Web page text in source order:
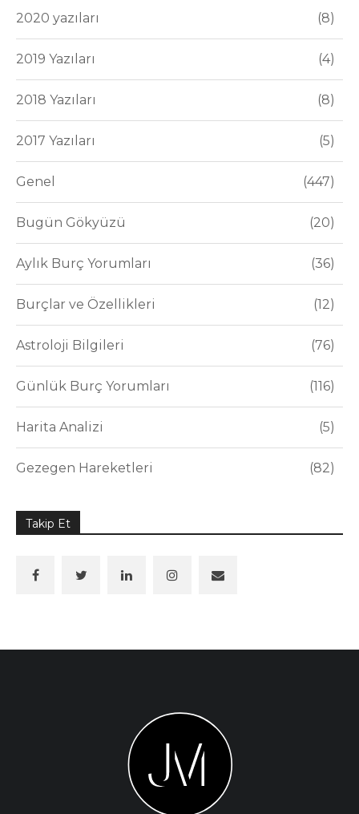
2020 yazıları 8
2019 Yazıları 4
2018 Yazıları 8
2017 Yazıları 5
Genel 447
Bugün Gökyüzü 20
Aylık Burç Yorumları 36
Burçlar ve Özellikleri 12
Astroloji Bilgileri 76
Günlük Burç Yorumları 116
Harita Analizi 5
Gezegen Hareketleri 82
Takip Et